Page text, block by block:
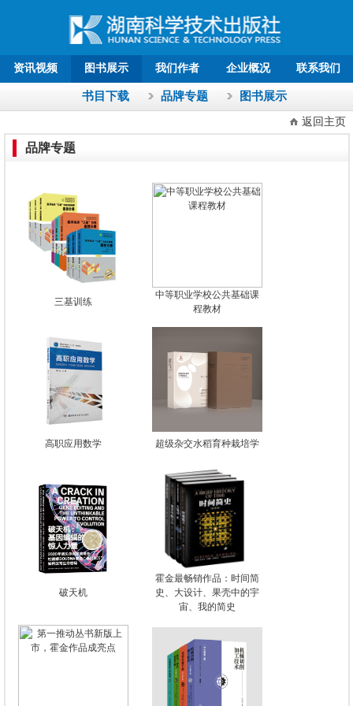
资讯视频 图书展示 我们作者 企业概况 联系我们
书目下载 品牌专题 图书展示
返回主页
品牌专题
三基训练
中等职业学校公共基础课
程教材
高职应用数学 超级杂交水稻育种栽培学
破天机
霍金最畅销作品：时间简
史、大设计、果壳中的宇
宙、我的简史